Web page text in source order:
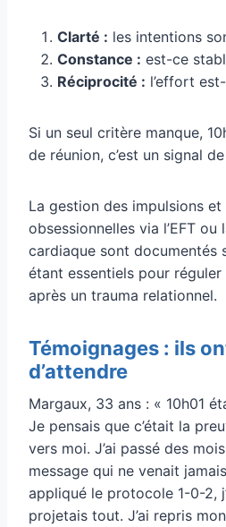
Clarté : les intentions
Constance : est-ce
Réciprocité : l’effort
Si un seul critère manque,
de réunion, c’est un signal
La gestion des impulsions et
obsessionnelles via l’EFT ou
cardiaque sont documentés
étant essentiels pour
après un trauma relationnel.
Témoignages : ils
d’attendre
Margaux, 33 ans : « 10h01
Je pensais que c’était la
vers moi. J’ai passé des
message qui ne venait
appliqué le protocole 1-0-2,
projetais tout. J’ai repris